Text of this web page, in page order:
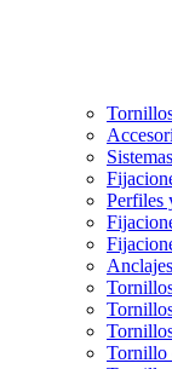
Perfiles
Tornillo